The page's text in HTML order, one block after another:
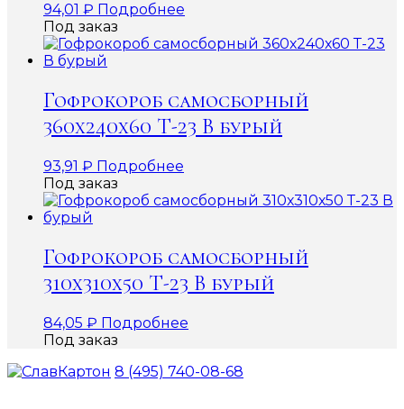
94,01 ₽ Подробнее
Под заказ
Гофрокороб самосборный
360х240х60 Т-23 В бурый
93,91 ₽ Подробнее
Под заказ
Гофрокороб самосборный
310х310х50 Т-23 В бурый
84,05 ₽ Подробнее
Под заказ
8 (495) 740-08-68